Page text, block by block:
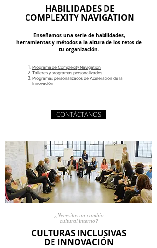
HABILIDADES DE
COMPLEXITY NAVIGATION
Enseñamos una serie de habilidades,
herramientas y métodos a la altura de los retos de
tu organización.
Programa de Complexity Navigation
Talleres y programas personalizados
Programas personalizados de Aceleración de la
Innovación
CONTÁCTANOS
¿Necesitas un cambio
cultural interno?
CULTURAS INCLUSIVAS
DE INNOVACIÓN